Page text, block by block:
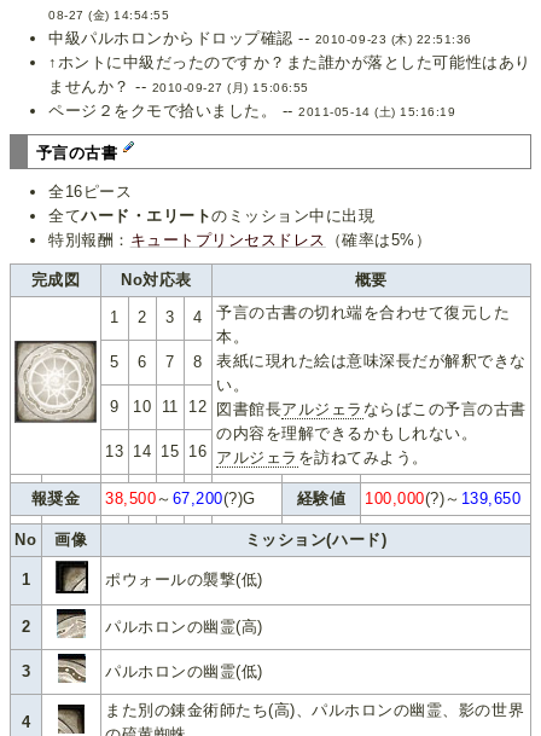
08-27 (金) 14:54:55
中級パルホロンからドロップ確認 -- 2010-09-23 (木) 22:51:36
↑ホントに中級だったのですか？また誰かが落とした可能性はあり
ませんか？ -- 2010-09-27 (月) 15:06:55
ページ２をクモで拾いました。 --2011-05-14 (土) 15:16:19
予言の古書
全16ピース
全てハード・エリートのミッション中に出現
特別報酬： キュートプリンセスドレス （確率は5%）
完成図 No対応表 概要
1 2 3 4
予言の古書の切れ端を合わせて復元した
本。
表紙に現れた絵は意味深長だが解釈できな
い。
図書館長アルジェラ ならばこの予言の古書
の内容を理解できるかもしれない。
アルジェラ を訪ねてみよう。
5 6 7 8
9 10 11 12
13 14 15 16
報奨金 38,500～ 67,200(?)G 経験値 100,000(?)～ 139,650
No 画像 ミッション(ハード)
1 ポウォールの襲撃(低)
2 パルホロンの幽霊(高)
3 パルホロンの幽霊(低)
4
また別の錬金術師たち(高)、パルホロンの幽霊、影の世界